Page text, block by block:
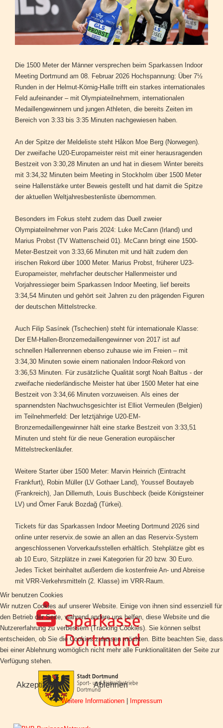
Die 1500 Meter der Männer versprechen beim Sparkassen Indoor
Meeting Dortmund am 08. Februar 2026 Hochspannung: Über 7½
Runden in der Helmut-Körnig-Halle trifft ein starkes internationales
Feld aufeinander – mit Olympiateilnehmern, internationalen
Medaillengewinnern und jungen Athleten, die bereits Zeiten im
Bereich von 3:33 bis 3:35 Minuten nachgewiesen haben.
An der Spitze der Meldeliste steht Håkon Moe Berg (Norwegen).
Der zweifache U20-Europameister reist mit einer herausragenden
Bestzeit von 3:30,28 Minuten an und hat in diesem Winter bereits
mit 3:34,32 Minuten beim Meeting in Stockholm über 1500 Meter
seine Hallenstärke unter Beweis gestellt und hat damit die Spitze
der aktuellen Weltjahresbestenliste übernommen.
Besonders im Fokus steht zudem das Duell zweier
Olympiateilnehmer von Paris 2024: Luke McCann (Irland) und
Marius Probst (TV Wattenscheid 01). McCann bringt eine 1500-
Meter-Bestzeit von 3:33,66 Minuten mit und hält zudem den
irischen Rekord über 1000 Meter. Marius Probst, früherer U23-
Europameister, mehrfacher deutscher Hallenmeister und
Vorjahressieger beim Sparkassen Indoor Meeting, lief bereits
3:34,54 Minuten und gehört seit Jahren zu den prägenden Figuren
der deutschen Mittelstrecke.
Auch Filip Sasínek (Tschechien) steht für internationale Klasse:
Der EM-Hallen-Bronzemedaillengewinner von 2017 ist auf
schnellen Hallenrennen ebenso zuhause wie im Freien – mit
3:34,30 Minuten sowie einem nationalen Indoor-Rekord von
3:36,53 Minuten. Für zusätzliche Qualität sorgt Noah Baltus - der
zweifache niederländische Meister hat über 1500 Meter hat eine
Bestzeit von 3:34,66 Minuten vorzuweisen. Als eines der
spannendsten Nachwuchsgesichter ist Elliot Vermeulen (Belgien)
im Teilnehmerfeld: Der letztjährige U20-EM-
Bronzemedaillengewinner hält eine starke Bestzeit von 3:33,51
Minuten und steht für die neue Generation europäischer
Mittelstreckenläufer.
Weitere Starter über 1500 Meter: Marvin Heinrich (Eintracht
Frankfurt), Robin Müller (LV Gothaer Land), Youssef Boutayeb
(Frankreich), Jan Dillemuth, Louis Buschbeck (beide Königsteiner
LV) und Ömer Faruk Bozdağ (Türkei).
Tickets für das Sparkassen Indoor Meeting Dortmund 2026 sind
online unter reservix.de sowie an allen an das Reservix-System
angeschlossenen Vorverkaufsstellen erhältlich. Stehplätze gibt es
ab 10 Euro, Sitzplätze in zwei Kategorien für 20 bzw. 30 Euro.
Jedes Ticket beinhaltet außerdem die kostenfreie An- und Abreise
mit VRR-Verkehrsmitteln (2. Klasse) im VRR-Raum.
Wir benutzen Cookies
Wir nutzen Cookies auf unserer Website. Einige von ihnen sind essenziell für
den Betrieb der Seite, während andere uns helfen, diese Website und die
Nutzererfahrung zu verbessern (Tracking Cookies). Sie können selbst
entscheiden, ob Sie die Cookies zulassen möchten. Bitte beachten Sie, dass
bei einer Ablehnung womöglich nicht mehr alle Funktionalitäten der Seite zur
Verfügung stehen.
Akzeptieren Ablehnen
Weitere Informationen| Impressum